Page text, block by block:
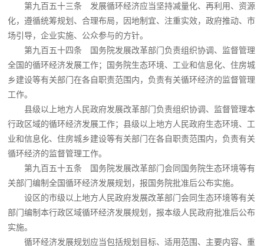
第九百五十三条 发展循环经济应当坚持减量化、再利用、资源
化，遵循统筹规划、合理布局，因地制宜、注重实效，政府推动、市
场引导，企业实施、公众参与的方针。
第九百五十四条 国务院发展改革部门负责组织协调、监督管理
全国的循环经济发展工作；国务院生态环境、工业和信息化、住房城
乡建设等有关部门在各自职责范围内，负责有关循环经济的监督管理
工作。
县级以上地方人民政府发展改革部门负责组织协调、监督管理本
行政区域的循环经济发展工作；县级以上地方人民政府生态环境、工
业和信息化、住房城乡建设等有关部门在各自职责范围内，负责有关
循环经济的监督管理工作。
第九百五十五条 国务院发展改革部门会同国务院生态环境等有
关部门编制全国循环经济发展规划，报国务院批准后公布实施。
设区的市级以上地方人民政府发展改革部门会同生态环境等有关
部门编制本行政区域循环经济发展规划，报本级人民政府批准后公布
实施。
循环经济发展规划应当包括规划目标、适用范围、主要内容、重